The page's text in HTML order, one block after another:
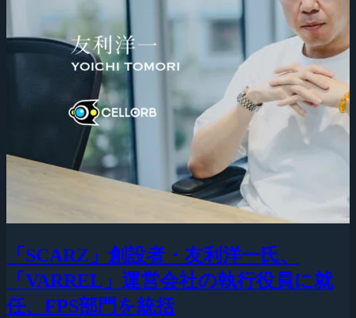
「SCARZ」創設者・友利洋一氏、
「VARREL」運営会社の執行役員に就
任、FPS部門を統括